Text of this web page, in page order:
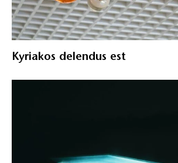
Kyriakos delendus est